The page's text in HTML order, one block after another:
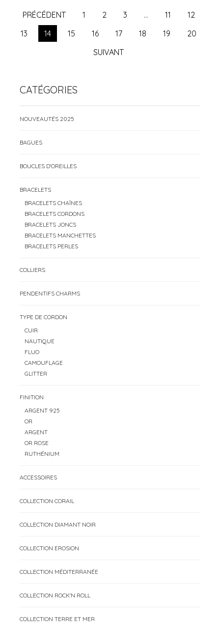
PRÉCÉDENT 1 2 3 … 11
12
13
14 15 16 17 18 19
20
SUIVANT
CATÉGORIES
NOUVEAUTÉS 2025
BAGUES
BOUCLES D'OREILLES
BRACELETS
BRACELETS CHAÎNES
BRACELETS CORDONS
BRACELETS JONCS
BRACELETS MANCHETTES
BRACELETS PERLES
COLLIERS
PENDENTIFS CHARMS
TYPE DE CORDON
CUIR
NAUTIQUE
FLUO
CAMOUFLAGE
GLITTER
FINITION
ARGENT 925
OR
ARGENT
OR ROSE
RUTHÉNIUM
ACCESSOIRES
COLLECTION CORAIL
COLLECTION DIAMANT NOIR
COLLECTION EROSION
COLLECTION MÉDITERRANÉE
COLLECTION ROCK'N ROLL
COLLECTION TERRE ET MER